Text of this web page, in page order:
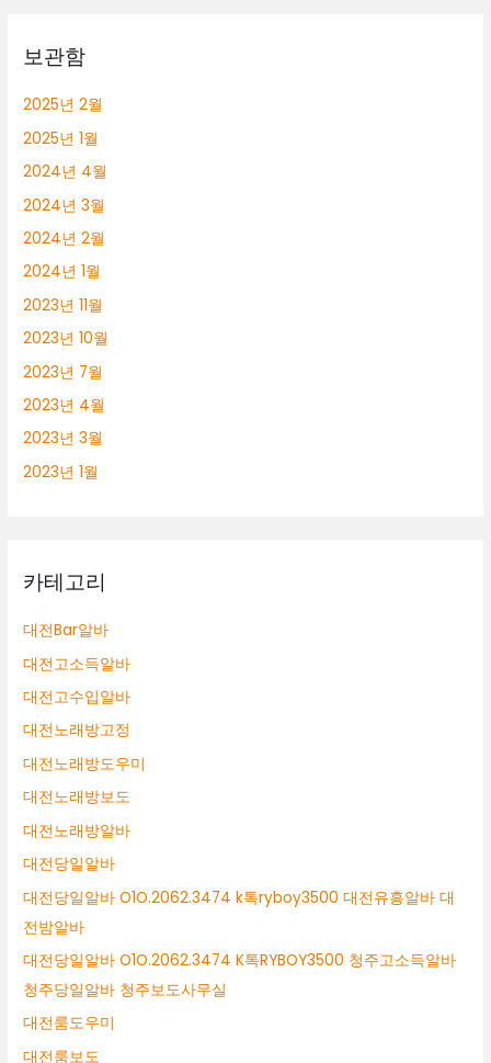
보관함
2025년 2월
2025년 1월
2024년 4월
2024년 3월
2024년 2월
2024년 1월
2023년 11월
2023년 10월
2023년 7월
2023년 4월
2023년 3월
2023년 1월
카테고리
대전Bar알바
대전고소득알바
대전고수입알바
대전노래방고정
대전노래방도우미
대전노래방보도
대전노래방알바
대전당일알바
대전당일알바 O1O.2062.3474 k톡ryboy3500 대전유흥알바 대
전밤알바
대전당일알바 O1O.2062.3474 K톡RYBOY3500 청주고소득알바
청주당일알바 청주보도사무실
대전룸도우미
대전룸보도